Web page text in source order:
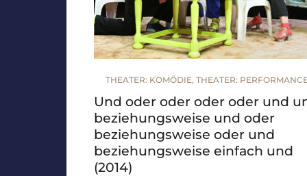
THEATER: KOMÖDIE, THEATER: PERFORMANCE
Und oder oder oder oder und
beziehungsweise und oder
beziehungsweise oder und
beziehungsweise einfach und
(2014)